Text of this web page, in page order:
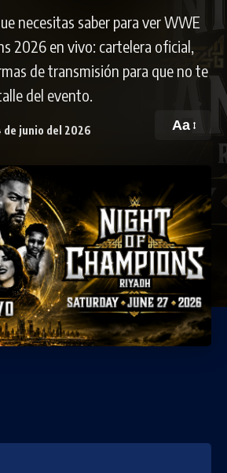
necesitas saber para ver WWE
2026 en vivo: cartelera oficial,
de transmisión para que no te
del evento.
de junio del 2026 Aa